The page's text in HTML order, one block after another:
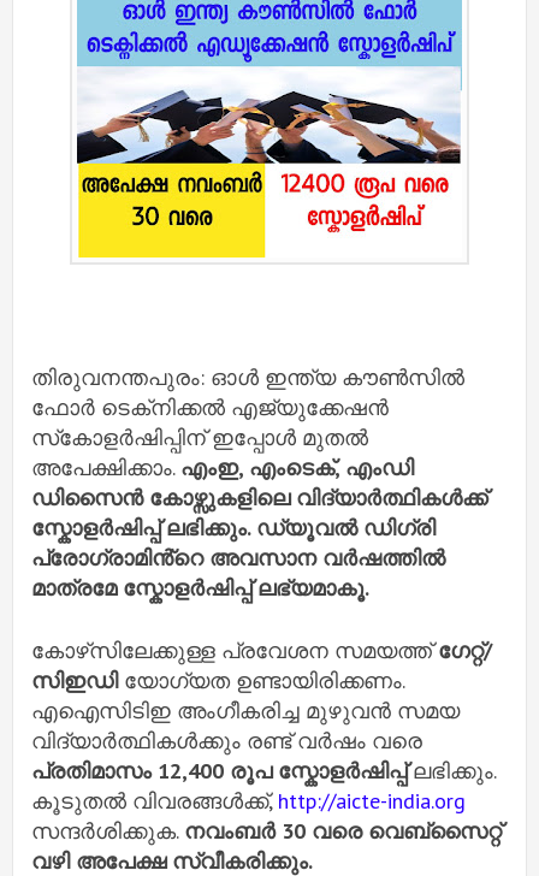
തിരുവനന്തപുരം: ഓൾ ഇന്ത്യ കൗൺസിൽ
ഫോർ ടെക്‌നിക്കൽ എജ്യുക്കേഷൻ
സ്‌കോളർഷിപ്പിന് ഇപ്പോൾ മുതൽ
അപേക്ഷിക്കാം. എംഇ, എംടെക്, എംഡി
ഡിസൈൻ കോഴ്സുകളിലെ വിദ്യാർത്ഥികൾക്ക്
സ്കോളർഷിപ്പ് ലഭിക്കും. ഡ്യൂവൽ ഡിഗ്രി
പ്രോഗ്രാമിൻ്റെ അവസാന വർഷത്തിൽ
മാത്രമേ സ്കോളർഷിപ്പ് ലഭ്യമാകൂ.
കോഴ്‌സിലേക്കുള്ള പ്രവേശന സമയത്ത്ഗേറ്റ്/
സിഇഡി യോഗ്യത ഉണ്ടായിരിക്കണം.
എഐസിടിഇ അംഗീകരിച്ച മുഴുവൻ സമയ
വിദ്യാർത്ഥികൾക്കും രണ്ട് വർഷം വരെ
പ്രതിമാസം 12,400 രൂപ സ്കോളർഷിപ്പ്ലഭിക്കും.
കൂടുതൽ വിവരങ്ങൾക്ക്, http://aicte-india.org
സന്ദർശിക്കുക. നവംബർ 30 വരെ വെബ്സൈറ്റ്
വഴി അപേക്ഷ സ്വീകരിക്കും.